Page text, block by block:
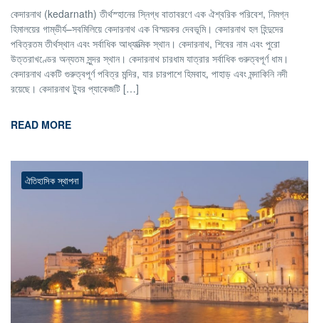
কেদারনাথ (kedarnath) তীর্থস্হানের স্নিগ্ধ বাতাবরণে এক ঐশ্বরিক পরিবেশ, নিমগ্ন
হিমালয়ের গাম্ভীর্য–সবমিলিয়ে কেদারনাথ এক বিস্ময়কর দেবভূমি। কেদারনাথ হল হিন্দুদের
পবিত্রতম তীর্থস্থান এবং সর্বাধিক আধ্যাত্মিক স্থান। কেদারনাথ, শিবের নাম এবং পুরো
উত্তরাখণ্ডের অন্যতম সুন্দর স্থান। কেদারনাথ চারধাম যাত্রার সর্বাধিক গুরুত্বপূর্ণ ধাম।
কেদারনাথ একটি গুরুত্বপূর্ণ পবিত্র মন্দির, যার চারপাশে হিমবাহ, পাহাড় এবং মন্দাকিনি নদী
রয়েছে। কেদারনাথ ট্যুর প্যাকেজটি […]
READ MORE
ঐতিহাসিক স্থাপনা